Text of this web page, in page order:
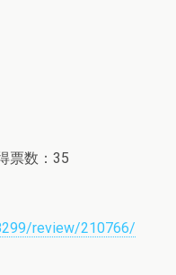
票数：35
review/210766/